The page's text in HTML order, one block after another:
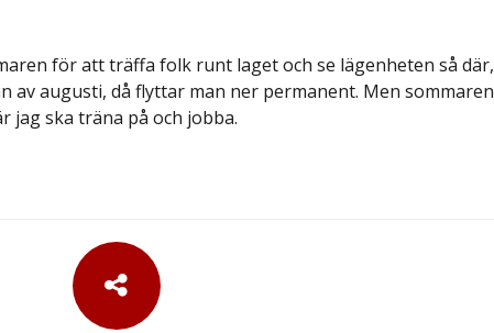
för att träffa folk runt laget och se lägenheten så där,
av augusti, då flyttar man ner permanent. Men sommaren
jag ska träna på och jobba.